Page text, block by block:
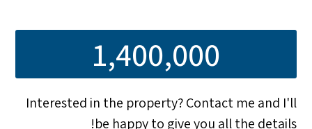
1,400,000
Interested in the property? Contact me and I'll
be happy to give you all the details!